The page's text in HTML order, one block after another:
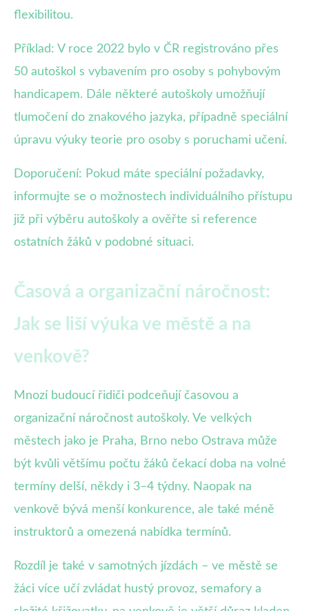
flexibilitou.
Příklad: V roce 2022 bylo v ČR registrováno přes
50 autoškol s vybavením pro osoby s pohybovým
handicapem. Dále některé autoškoly umožňují
tlumočení do znakového jazyka, případně speciální
úpravu výuky teorie pro osoby s poruchami učení.
Doporučení: Pokud máte speciální požadavky,
informujte se o možnostech individuálního přístupu
již při výběru autoškoly a ověřte si reference
ostatních žáků v podobné situaci.
Časová a organizační náročnost:
Jak se liší výuka ve městě a na
venkově?
Mnozí budoucí řidiči podceňují časovou a
organizační náročnost autoškoly. Ve velkých
městech jako je Praha, Brno nebo Ostrava může
být kvůli většímu počtu žáků čekací doba na volné
termíny delší, někdy i 3–4 týdny. Naopak na
venkově bývá menší konkurence, ale také méně
instruktorů a omezená nabídka termínů.
Rozdíl je také v samotných jízdách – ve městě se
žáci více učí zvládat hustý provoz, semafory a